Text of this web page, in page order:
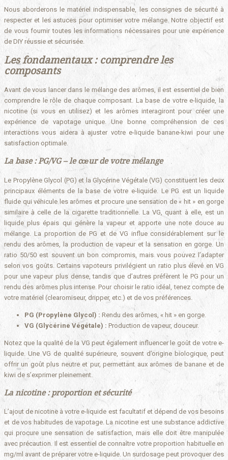
Nous aborderons le matériel indispensable, les consignes de sécurité à
respecter et les astuces pour optimiser votre mélange. Notre objectif est
de vous fournir toutes les informations nécessaires pour une expérience
de DIY réussie et sécurisée.
Les fondamentaux : comprendre les
composants
Avant de vous lancer dans le mélange des arômes, il est essentiel de bien
comprendre le rôle de chaque composant. La base de votre e-liquide, la
nicotine (si vous en utilisez) et les arômes interagiront pour créer une
expérience de vapotage unique. Une bonne compréhension de ces
interactions vous aidera à ajuster votre e-liquide banane-kiwi pour une
satisfaction optimale.
La base : PG/VG – le cœur de votre mélange
Le Propylène Glycol (PG) et la Glycérine Végétale (VG) constituent les deux
principaux éléments de la base de votre e-liquide. Le PG est un liquide
fluide qui véhicule les arômes et procure une sensation de « hit » en gorge
similaire à celle de la cigarette traditionnelle. La VG, quant à elle, est un
liquide plus épais qui génère la vapeur et apporte une note douce au
mélange. La proportion de PG et de VG influe considérablement sur le
rendu des arômes, la production de vapeur et la sensation en gorge. Un
ratio 50/50 est souvent un bon compromis, mais vous pouvez l’adapter
selon vos goûts. Certains vapoteurs privilégient un ratio plus élevé en VG
pour une vapeur plus dense, tandis que d’autres préfèrent le PG pour un
rendu des arômes plus intense. Pour choisir le ratio idéal, tenez compte de
votre matériel (clearomiseur, dripper, etc.) et de vos préférences.
PG (Propylène Glycol) : Rendu des arômes, « hit » en gorge.
VG (Glycérine Végétale) : Production de vapeur, douceur.
Notez que la qualité de la VG peut également influencer le goût de votre e-
liquide. Une VG de qualité supérieure, souvent d’origine biologique, peut
offrir un goût plus neutre et pur, permettant aux arômes de banane et de
kiwi de s’exprimer pleinement.
La nicotine : proportion et sécurité
L’ajout de nicotine à votre e-liquide est facultatif et dépend de vos besoins
et de vos habitudes de vapotage. La nicotine est une substance addictive
qui procure une sensation de satisfaction, mais elle doit être manipulée
avec précaution. Il est essentiel de connaître votre proportion habituelle en
mg/ml avant de préparer votre e-liquide. Un surdosage peut provoquer des